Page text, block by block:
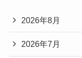
2026年8月
2026年7月